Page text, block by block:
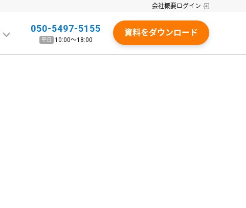
050-5497-5155
平日 10:00〜18:00
資料をダウンロード
会社概要ログイン